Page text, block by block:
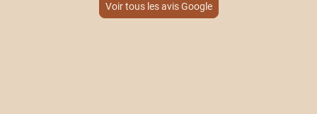
Voir tous les avis Google